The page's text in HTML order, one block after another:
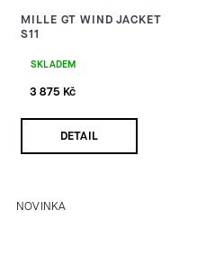
MILLE GT WIND JACKET
S11
SKLADEM
3 875 Kč
DETAIL
NOVINKA